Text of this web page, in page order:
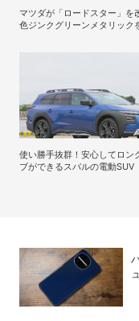
マツダが「ロードスター」を
色ジンクグリーンメタリック
使い勝手抜群！安心してロン
ブができるスバルの電動SUV